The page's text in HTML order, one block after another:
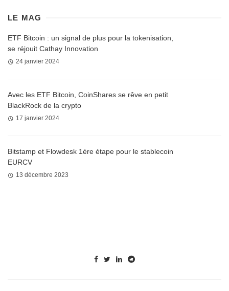
LE MAG
ETF Bitcoin : un signal de plus pour la tokenisation,
se réjouit Cathay Innovation
24 janvier 2024
Avec les ETF Bitcoin, CoinShares se rêve en petit
BlackRock de la crypto
17 janvier 2024
Bitstamp et Flowdesk 1ère étape pour le stablecoin
EURCV
13 décembre 2023